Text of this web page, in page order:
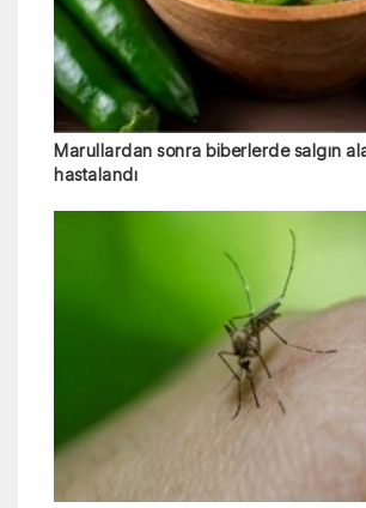
Marullardan sonra biberlerde salgın
hastalandı